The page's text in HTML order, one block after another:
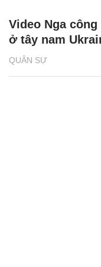
QUÂN SỰ
Video Nga
ở tây nam